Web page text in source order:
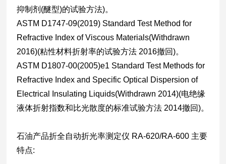
抑制剂(醚型)的试验方法)。
ASTM D1747-09(2019) Standard Test Method for
Refractive Index of Viscous Materials(Withdrawn
2016)(粘性材料折射率的试验方法 2016撤回)。
ASTM D1807-00(2005)e1 Standard Test Methods for
Refractive Index and Specific Optical Dispersion of
Electrical Insulating Liquids(Withdrawn 2014)(电绝缘
液体折射指数和比光散度的标准试验方法 2014撤回)。
石油产品折全自动折光率测定仪 RA-620/RA-600 主要
特点: